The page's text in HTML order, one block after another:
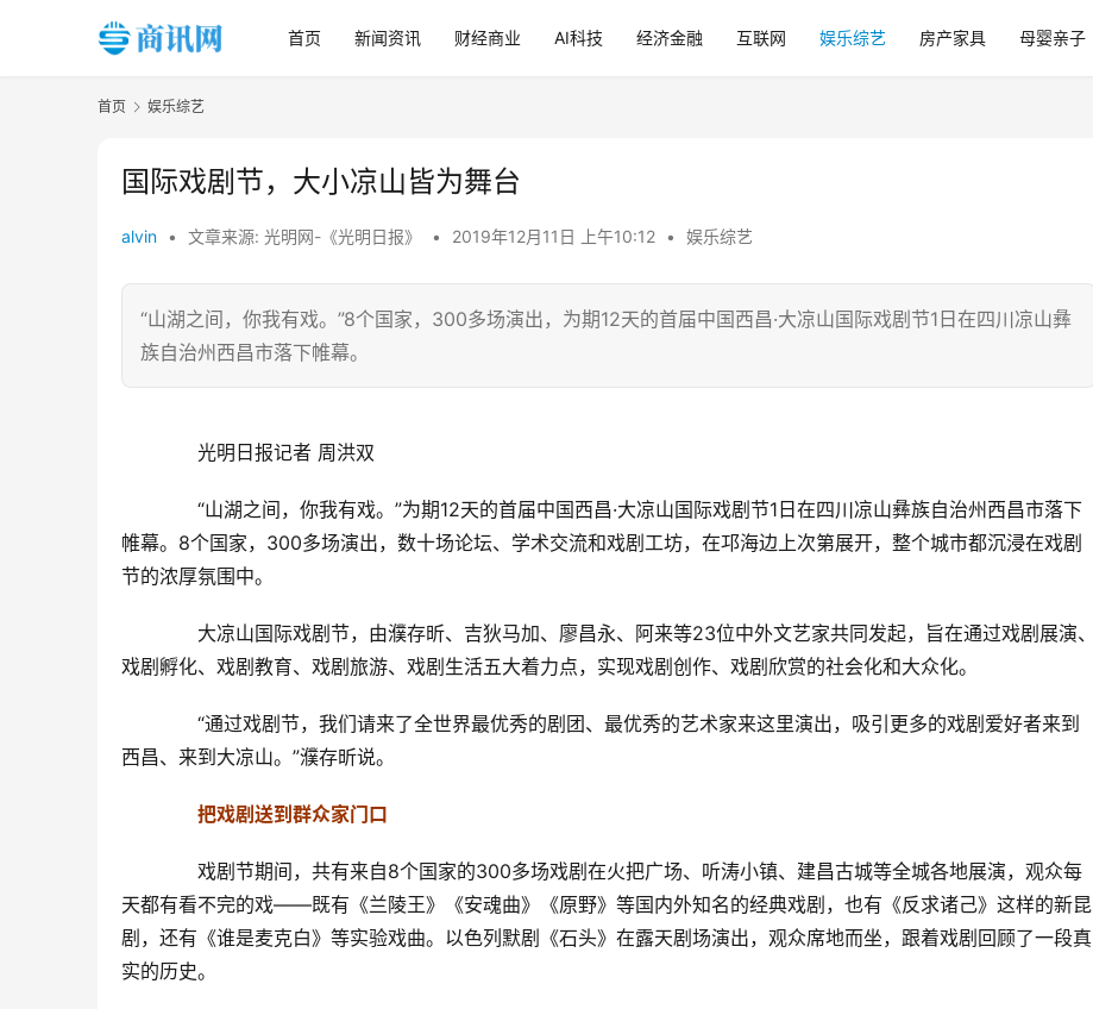
首页 新闻资讯 财经商业 AI科技 经济金融 互联网 娱乐综艺 房产家具 母婴亲子
首页 娱乐综艺
国际戏剧节，大小凉山皆为舞台
alvin • 文章来源: 光明网-《光明日报》 • 2019年12月11日 上午10:12 • 娱乐综艺
“山湖之间，你我有戏。”8个国家，300多场演出，为期12天的首届中国西昌·大凉山国际戏剧节1日在四川凉山彝
族自治州西昌市落下帷幕。
光明日报记者 周洪双
“山湖之间，你我有戏。”为期12天的首届中国西昌·大凉山国际戏剧节1日在四川凉山彝族自治州西昌市落下
帷幕。8个国家，300多场演出，数十场论坛、学术交流和戏剧工坊，在邛海边上次第展开，整个城市都沉浸在戏剧
节的浓厚氛围中。
大凉山国际戏剧节，由濮存昕、吉狄马加、廖昌永、阿来等23位中外文艺家共同发起，旨在通过戏剧展演、
戏剧孵化、戏剧教育、戏剧旅游、戏剧生活五大着力点，实现戏剧创作、戏剧欣赏的社会化和大众化。
“通过戏剧节，我们请来了全世界最优秀的剧团、最优秀的艺术家来这里演出，吸引更多的戏剧爱好者来到
西昌、来到大凉山。”濮存昕说。
把戏剧送到群众家门口
戏剧节期间，共有来自8个国家的300多场戏剧在火把广场、听涛小镇、建昌古城等全城各地展演，观众每
天都有看不完的戏——既有《兰陵王》《安魂曲》《原野》等国内外知名的经典戏剧，也有《反求诸己》这样的新昆
剧，还有《谁是麦克白》等实验戏曲。以色列默剧《石头》在露天剧场演出，观众席地而坐，跟着戏剧回顾了一段真
实的历史。